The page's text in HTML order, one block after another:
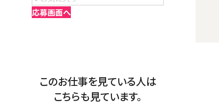
応募画面へ
このお仕事を見ている人は
こちらも見ています。